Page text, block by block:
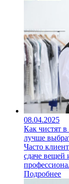
08.04.2025
Как чистят
лучше
Часто
сдаче вещей
Подробнее